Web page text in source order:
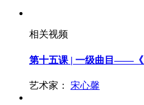
相关视频
第十五课 | 一级曲目——《
艺术家： 宋心馨